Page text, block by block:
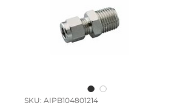
SKU: AIPB104801214